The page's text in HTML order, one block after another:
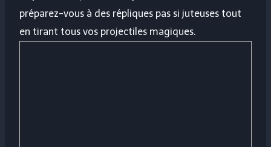
préparez-vous à des répliques pas si juteuses tout
en tirant tous vos projectiles magiques.